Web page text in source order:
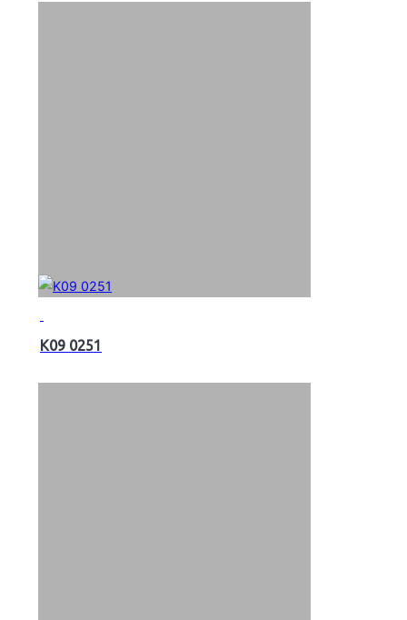
K09 0251